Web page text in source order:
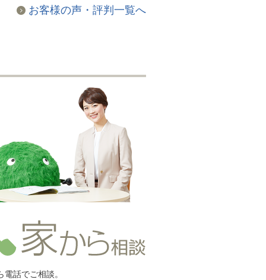
お客様の声・評判一覧へ
電話でご相談。